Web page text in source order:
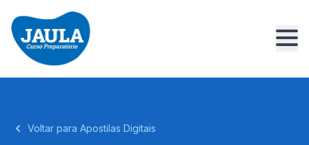
Voltar para Apostilas Digitais